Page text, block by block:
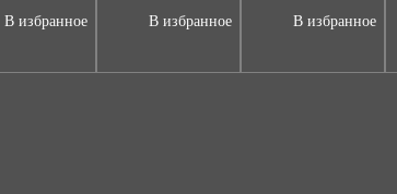
В избранное В избранное В избранное